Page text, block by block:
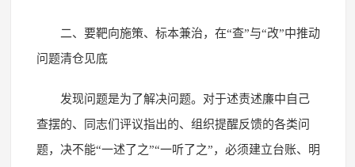
二、要靶向施策、标本兼治，在“查”与“改”中推动
问题清仓见底
发现问题是为了解决问题。对于述责述廉中自己
查摆的、同志们评议指出的、组织提醒反馈的各类问
题，决不能“一述了之”“一听了之”，必须建立台账、明